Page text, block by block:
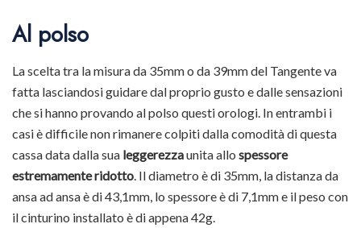
Al polso
La scelta tra la misura da 35mm o da 39mm del Tangente va
fatta lasciandosi guidare dal proprio gusto e dalle sensazioni
che si hanno provando al polso questi orologi. In entrambi i
casi è difficile non rimanere colpiti dalla comodità di questa
cassa data dalla sua leggerezzaunita allo spessore
estremamente ridotto . Il diametro è di 35mm, la distanza da
ansa ad ansa è di 43,1mm, lo spessore è di 7,1mm e il peso con
il cinturino installato è di appena 42g.